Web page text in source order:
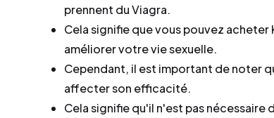
prennent du Viagra.
Cela signifie que vous pouvez
améliorer votre vie sexuelle.
Cependant, il est important de noter
affecter son efficacité.
Cela signifie qu'il n'est pas nécessaire